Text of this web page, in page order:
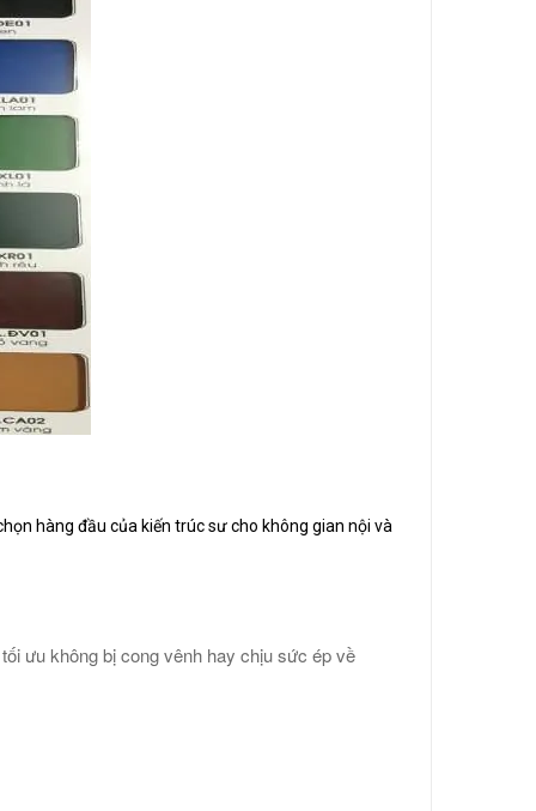
hàng đầu của kiến trúc sư cho không gian nội và
ưu không bị cong vênh hay chịu sức ép về